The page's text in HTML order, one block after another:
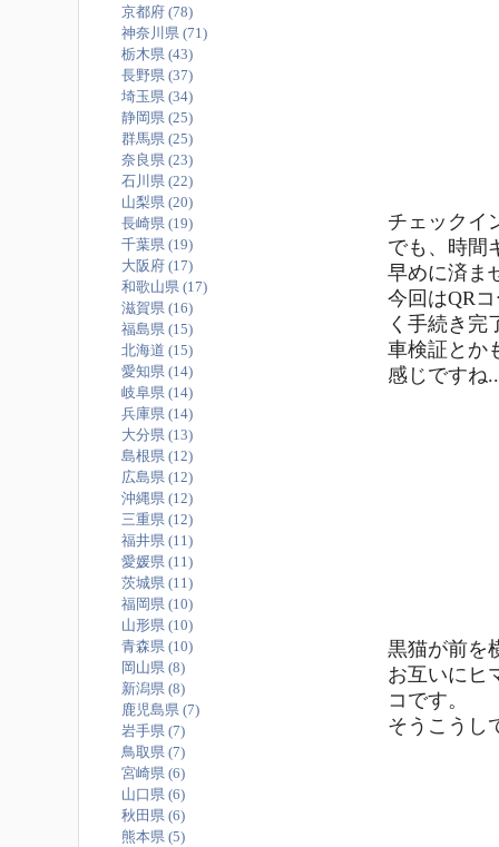
京都府 (78)
神奈川県 (71)
栃木県 (43)
長野県 (37)
埼玉県 (34)
静岡県 (25)
群馬県 (25)
奈良県 (23)
石川県 (22)
山梨県 (20)
長崎県 (19)
千葉県 (19)
大阪府 (17)
和歌山県 (17)
滋賀県 (16)
福島県 (15)
北海道 (15)
愛知県 (14)
岐阜県 (14)
兵庫県 (14)
大分県 (13)
島根県 (12)
広島県 (12)
沖縄県 (12)
三重県 (12)
福井県 (11)
愛媛県 (11)
茨城県 (11)
福岡県 (10)
山形県 (10)
青森県 (10)
岡山県 (8)
新潟県 (8)
鹿児島県 (7)
岩手県 (7)
鳥取県 (7)
宮崎県 (6)
山口県 (6)
秋田県 (6)
熊本県 (5)
チェックイ
でも、時間
早めに済ま
今回はQR
く手続き完
車検証とか
感じですね
黒猫が前を
お互いにヒ
コです。
そうこうし